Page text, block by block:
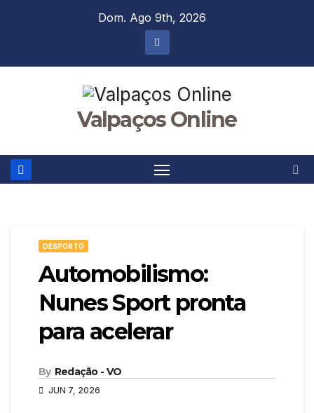
Dom. Ago 9th, 2026
Valpaços Online
DESPORTO
Automobilismo:
Nunes Sport pronta
para acelerar
By Redação - VO
JUN 7, 2026